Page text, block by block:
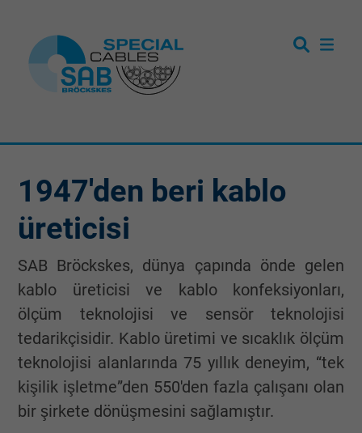
1947'den beri kablo
üreticisi
SAB Bröckskes, dünya çapında önde gelen
kablo üreticisi ve kablo konfeksiyonları,
ölçüm teknolojisi ve sensör teknolojisi
tedarikçisidir. Kablo üretimi ve sıcaklık ölçüm
teknolojisi alanlarında 75 yıllık deneyim, “tek
kişilik işletme”den 550'den fazla çalışanı olan
bir şirkete dönüşmesini sağlamıştır.